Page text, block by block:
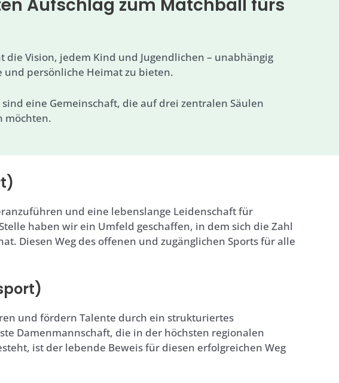
Aufschlag zum Matchball fürs
Vision, jedem Kind und Jugendlichen – unabhängig
persönliche Heimat zu bieten.
eine Gemeinschaft, die auf drei zentralen Säulen
möchten.
und eine lebenslange Leidenschaft für
haben wir ein Umfeld geschaffen, in dem sich die Zahl
Diesen Weg des offenen und zugänglichen Sports für alle
und fördern Talente durch ein strukturiertes
Damenmannschaft, die in der höchsten regionalen
ist der lebende Beweis für diesen erfolgreichen Weg